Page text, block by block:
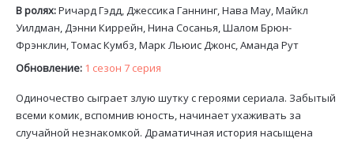
В ролях:Ричард Гэдд, Джессика Ганнинг, Нава Мау, Майкл
Уилдман, Дэнни Киррейн, Нина Сосанья, Шалом Брюн-
Фрэнклин, Томас Кумбз, Марк Льюис Джонс, Аманда Рут
Обновление: 1 сезон 7 серия
Одиночество сыграет злую шутку с героями сериала. Забытый
всеми комик, вспомнив юность, начинает ухаживать за
случайной незнакомкой. Драматичная история насыщена